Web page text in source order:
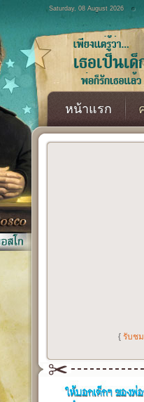
Saturday, 08 August 2026
หน้าแรก
{ รับช